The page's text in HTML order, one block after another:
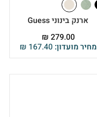
ארנק בינוני Guess
מחיר מועדון: ₪ 167.40
₪ 279.00